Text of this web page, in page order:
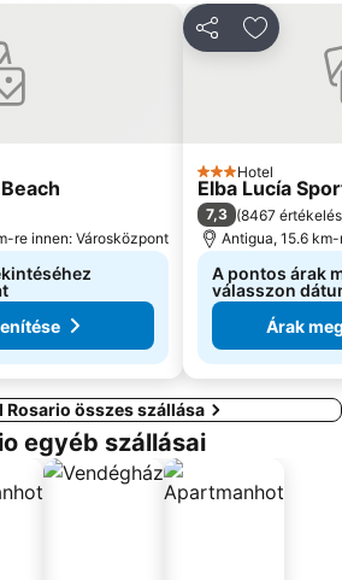
re innen: Városközpont
Megosztás
3 Kategória
Hotel
Elba Lucía
7,3 (8467 értékelés
Antigua, 15.6
A pontos árak
válasszon
Árak
Rosario összes szállása
egyéb szállásai